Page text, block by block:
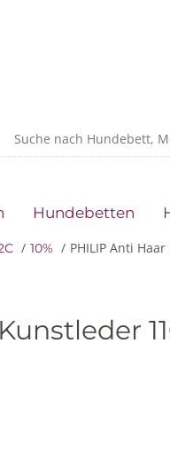
Hundebetten
10% PHILIP Anti